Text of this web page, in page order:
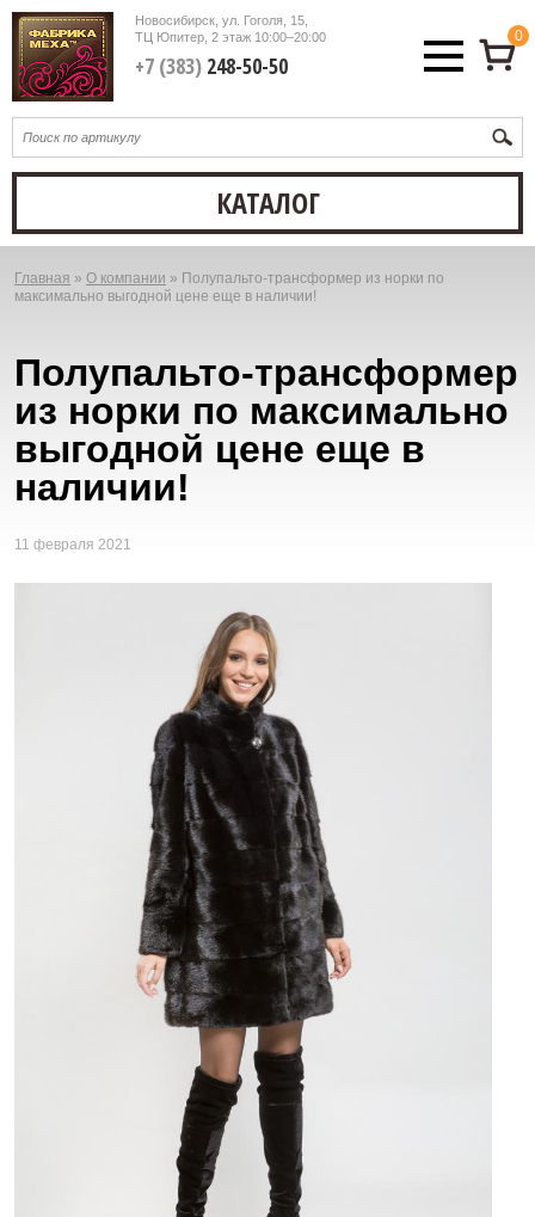
Новосибирск, ул. Гоголя, 15,
ТЦ Юпитер, 2 этаж10:00–20:00
+7 (383)248-50-50
0
КАТАЛОГ
Вы
Главная » О компании » Полупальто-трансформер из норки по
максимально выгодной цене еще в наличии!
Полупальто-трансформер
из норки по максимально
выгодной цене еще в
наличии!
11 февраля 2021